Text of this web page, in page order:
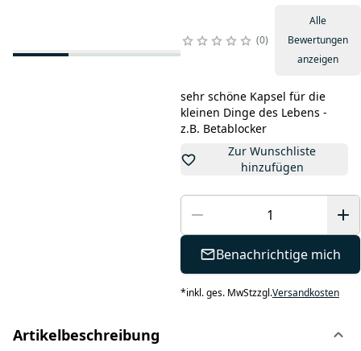
0
Alle
Bewertungen
anzeigen
sehr schöne Kapsel für die
kleinen Dinge des Lebens -
z.B. Betablocker
Zur Wunschliste
hinzufügen
Benachrichtige mich
*inkl. ges. MwStzzgl.Versandkosten
Artikelbeschreibung